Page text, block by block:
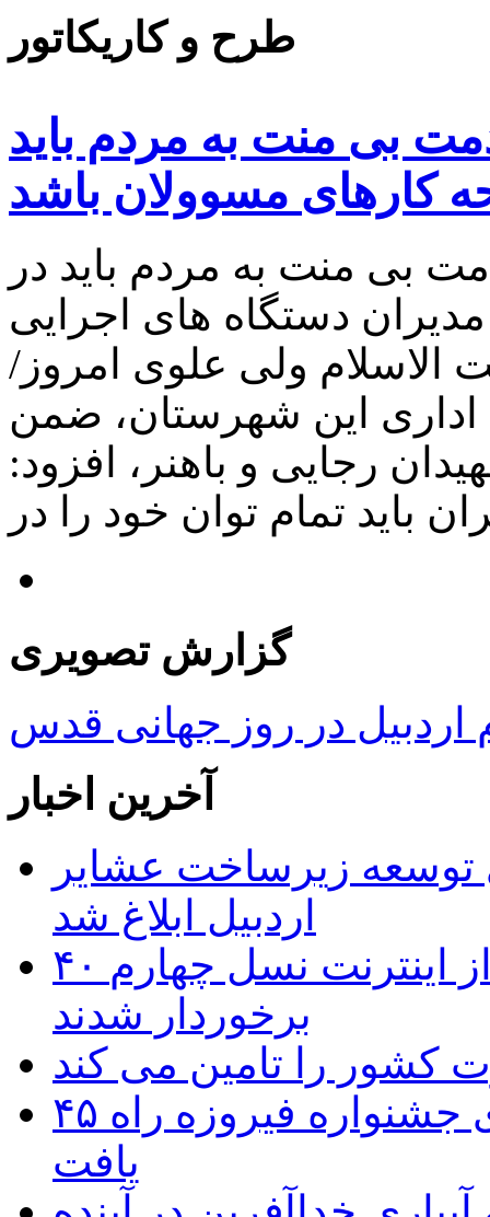
طرح و کاریکاتور
بی منت به مردم باید
کارهای مسوولان باشد
بی منت به مردم باید در
دستگاه های اجرایی
الاسلام ولی علوی امروز/
اداری این شهرستان، ضمن
رجایی و باهنر، افزود:
گزارش تصویری
در روز جهانی قدس
آخرین اخبار
برای توسعه زیرساخت عشایر
اردبیل ابلاغ شد
۴۰ روستای شهرستان گِرمی از اینترنت نسل چهارم
برخوردار شدند
۴۵ اثر هنرمندان اردبیلی به غربالگری جشنواره فیروزه راه
یافت